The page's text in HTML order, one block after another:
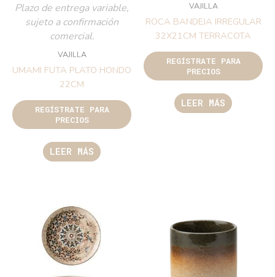
Plazo de entrega variable,
sujeto a confirmación
comercial.
VAJILLA
UMAMI FUTA PLATO HONDO
22CM
REGÍSTRATE PARA
PRECIOS
LEER MÁS
VAJILLA
ROCA BANDEJA IRREGULAR
32X21CM TERRACOTA
REGÍSTRATE PARA
PRECIOS
LEER MÁS